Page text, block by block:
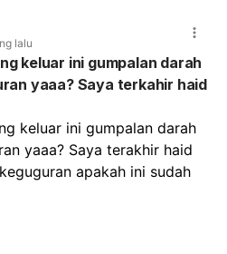
kehamilan atau kondisi lain
lalu
keluar ini gumpalan darah
yaaa? Saya terkahir haid
keluar ini gumpalan darah
yaaa? Saya terakhir haid
apakah ini sudah